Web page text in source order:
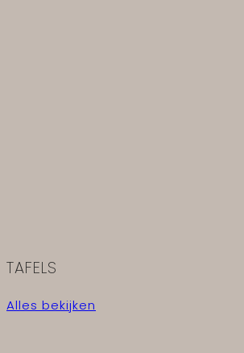
TAFELS
Alles bekijken